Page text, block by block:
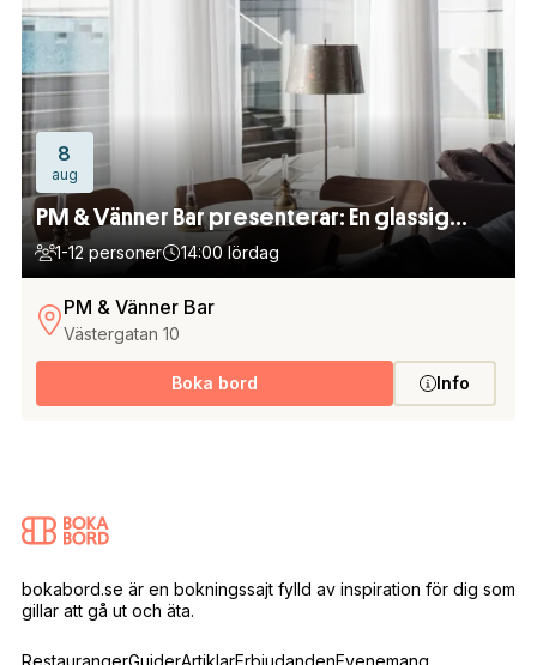
8
aug
PM & Vänner Bar presenterar: En glassig
sommarfest med Mange Schmidt – 8 augusti
1-12 personer 14:00 lördag
PM & Vänner Bar
Västergatan 10
Boka bord Info
bokabord.se är en bokningssajt fylld av inspiration för dig som
gillar att gå ut och äta.